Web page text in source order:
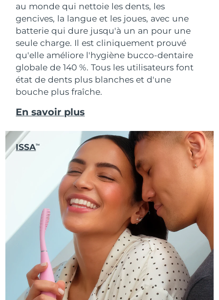
au monde qui nettoie les dents, les
gencives, la langue et les joues, avec une
batterie qui dure jusqu'à un an pour une
seule charge. Il est cliniquement prouvé
qu'elle améliore l'hygiène bucco-dentaire
globale de 140 %. Tous les utilisateurs font
état de dents plus blanches et d'une
bouche plus fraîche.
En savoir plus
ISSATM